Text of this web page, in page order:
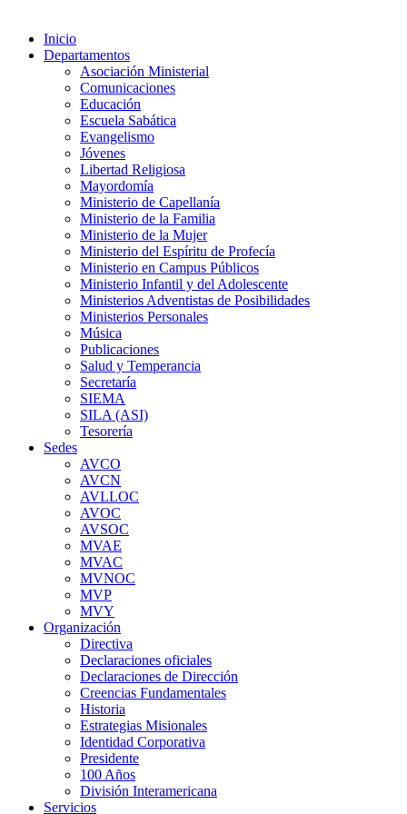
Inicio
Departamentos
Asociación Ministerial
Comunicaciones
Educación
Escuela Sabática
Evangelismo
Jóvenes
Libertad Religiosa
Mayordomía
Ministerio de Capellanía
Ministerio de la Familia
Ministerio de la Mujer
Ministerio del Espíritu de Profecía
Ministerio en Campus Públicos
Ministerio Infantil y del Adolescente
Ministerios Adventistas de Posibilidades
Ministerios Personales
Música
Publicaciones
Salud y Temperancia
Secretaría
SIEMA
SILA (ASI)
Tesorería
Sedes
AVCO
AVCN
AVLLOC
AVOC
AVSOC
MVAE
MVAC
MVNOC
MVP
MVY
Organización
Directiva
Declaraciones oficiales
Declaraciones de Dirección
Creencias Fundamentales
Historia
Estrategias Misionales
Identidad Corporativa
Presidente
100 Años
División Interamericana
Servicios